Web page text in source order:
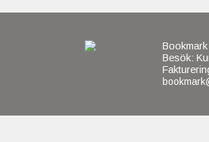
Besök: